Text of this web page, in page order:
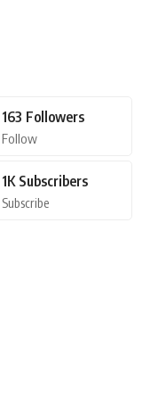
163 Followers
Follow
1K Subscribers
Subscribe